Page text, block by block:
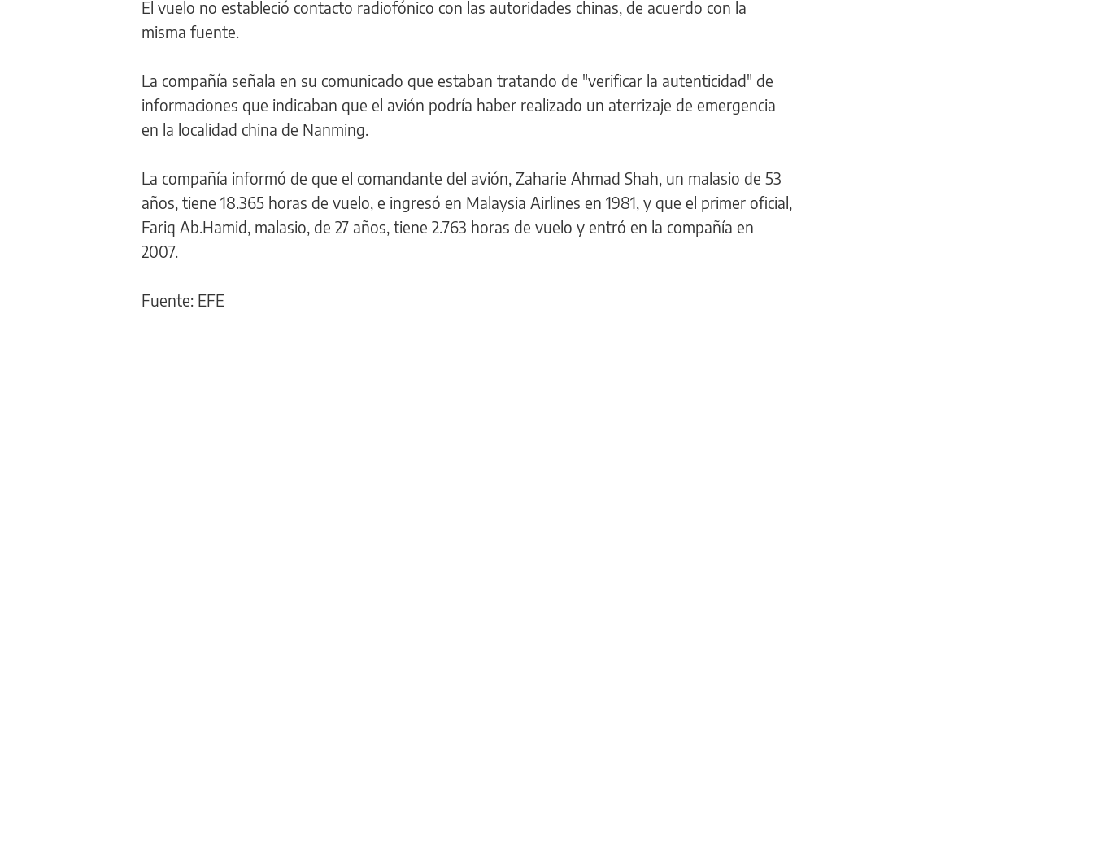
El vuelo no estableció contacto radiofónico con las autoridades chinas, de acuerdo con la
misma fuente.
La compañía señala en su comunicado que estaban tratando de "verificar la autenticidad" de
informaciones que indicaban que el avión podría haber realizado un aterrizaje de emergencia
en la localidad china de Nanming.
La compañía informó de que el comandante del avión, Zaharie Ahmad Shah, un malasio de 53
años, tiene 18.365 horas de vuelo, e ingresó en Malaysia Airlines en 1981, y que el primer oficial,
Fariq Ab.Hamid, malasio, de 27 años, tiene 2.763 horas de vuelo y entró en la compañía en
2007.
Fuente: EFE